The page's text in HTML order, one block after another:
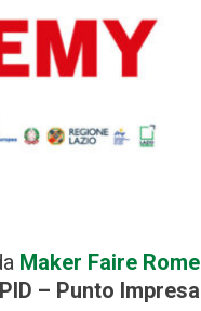
Maker Faire Rome
PID – Punto Impresa